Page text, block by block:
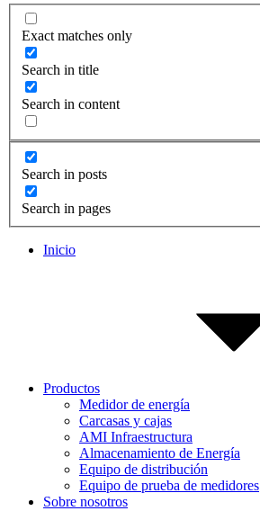
Exact matches only
Search in title
Search in content
Search in posts
Search in pages
Inicio
Productos
Medidor de energía
Carcasas y cajas
AMI Infraestructura
Almacenamiento de Energía
Equipo de distribución
Equipo de prueba de medidores
Sobre nosotros